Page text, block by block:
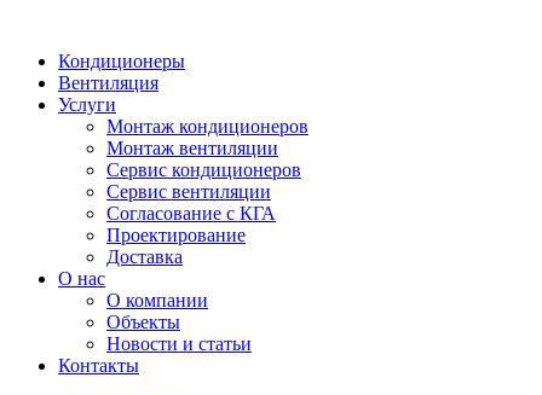
Кондиционеры
Вентиляция
Услуги
Монтаж кондиционеров
Монтаж вентиляции
Сервис кондиционеров
Сервис вентиляции
Согласование с КГА
Проектирование
Доставка
О нас
О компании
Объекты
Новости и статьи
Контакты